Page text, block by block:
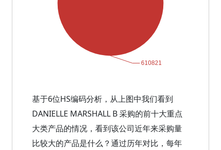
基于6位HS编码分析，从上图中我们看到
DANIELLE MARSHALL B 采购的前十大重点
大类产品的情况，看到该公司近年来采购量
比较大的产品是什么？通过历年对比，每年